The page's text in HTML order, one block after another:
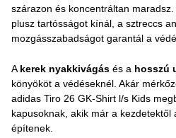
szárazon és koncentráltan maradsz.
plusz tartósságot kínál, a sztreccs
mozgásszabadságot garantál a
A kerek nyakkivágás és a hosszú
könyököt a védéseknél. Akár
adidas Tiro 26 GK-Shirt l/s Kids
kapusoknak, akik már a
építenek.